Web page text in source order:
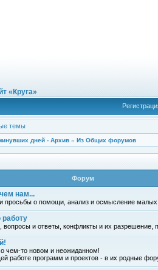
«Круга»
темы
дней - Архив » Из Общих форумов
Форум
нам...
просьбы о помощи, анализ и осмысление
вопросы и ответы, конфликты и их разрешение,
чем-то новом и неожиданном!
работе программ и проектов - в их родные